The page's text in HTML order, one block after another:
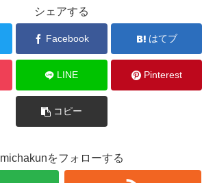
シェアする
Facebook はてブ
LINE Pinterest
コピー
michakunをフォローする